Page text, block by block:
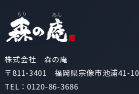
株式会社 森の庵
〒811-3401 福岡県宗像市池浦41-10
TEL：0120-86-3686